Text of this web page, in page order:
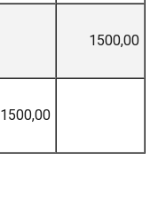
1500,00
1500,00